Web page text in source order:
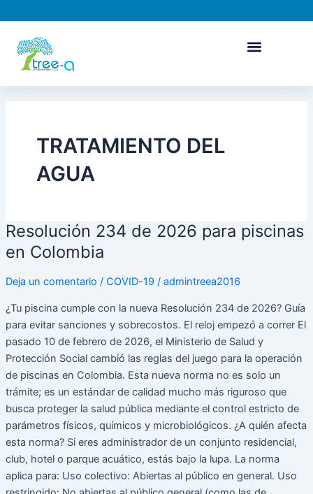
al
contenido
TRATAMIENTO DEL
AGUA
Resolución 234 de 2026 para piscinas
en Colombia
Deja un comentario / COVID-19/ admintreea2016
¿Tu piscina cumple con la nueva Resolución 234 de 2026? Guía
para evitar sanciones y sobrecostos. El reloj empezó a correr El
pasado 10 de febrero de 2026, el Ministerio de Salud y
Protección Social cambió las reglas del juego para la operación
de piscinas en Colombia. Esta nueva norma no es solo un
trámite; es un estándar de calidad mucho más riguroso que
busca proteger la salud pública mediante el control estricto de
parámetros físicos, químicos y microbiológicos. ¿A quién afecta
esta norma? Si eres administrador de un conjunto residencial,
club, hotel o parque acuático, estás bajo la lupa. La norma
aplica para: Uso colectivo: Abiertas al público en general. Uso
Resolución
de
2026
piscinas
en
Colombia